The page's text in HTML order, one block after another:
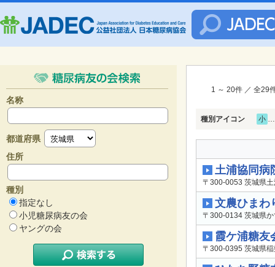
名称
都道府県
住所
種別
指定なし
小児糖尿病友の会
ヤングの会
1 ～ 20件 ／ 全29
種別アイコン 小 …
土浦協同病
〒300-0053 茨城県
文農ひまわ
〒300-0134 茨城県
霞ケ浦糖友
〒300-0395 茨城県